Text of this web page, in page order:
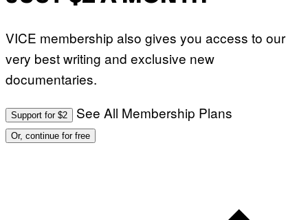
VICE membership also gives you access to our
very best writing and exclusive new
documentaries.
Support for $2 See All Membership Plans
Or, continue for free